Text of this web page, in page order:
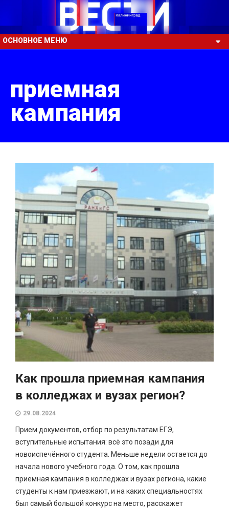
ОСНОВНОЕ МЕНЮ
приемная
кампания
Как прошла приемная кампания
в колледжах и вузах регион?
29.08.2024
Прием документов, отбор по результатам ЕГЭ,
вступительные испытания: всё это позади для
новоиспечённого студента. Меньше недели остается до
начала нового учебного года. О том, как прошла
приемная кампания в колледжах и вузах региона, какие
студенты к нам приезжают, и на каких специальностях
был самый большой конкурс на место, расскажет